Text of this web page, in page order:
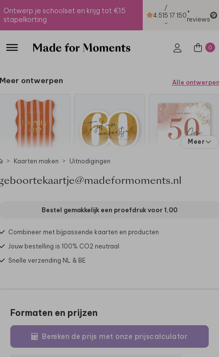
Ontwerp je schoolset en krijg tot €15
stapelkorting
4.51
/
5
-
17.150+
reviews
0
Meer ontwerpen Alle ontwerpen
Meer
Kaarten maken Uitnodigingen
Bestel gemakkelijk een proefdruk voor 1,00
Combineer met bijpassende kaarten en producten
Jouw bestelling is 100% CO2 neutraal
Snelle verzending NL & BE
Formaten en prijzen
Bereken de prijs met onze prijscalculator